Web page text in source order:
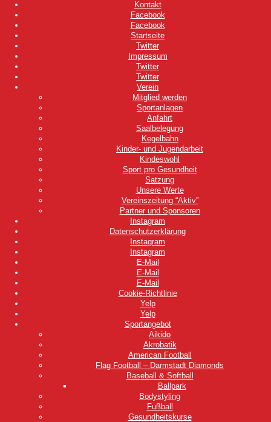
Kontakt
Facebook
Facebook
Startseite
Twitter
Impressum
Twitter
Twitter
Verein
Mitglied werden
Sportanlagen
Anfahrt
Saalbelegung
Kegelbahn
Kinder- und Jugendarbeit
Kindeswohl
Sport pro Gesundheit
Satzung
Unsere Werte
Vereinszeitung “Aktiv”
Partner und Sponsoren
Instagram
Datenschutzerklärung
Instagram
Instagram
E-Mail
E-Mail
E-Mail
Cookie-Richtlinie
Yelp
Yelp
Sportangebot
Aikido
Akrobatik
American Football
Flag Football – Darmstadt Diamonds
Baseball & Softball
Ballpark
Bodystyling
Fußball
Gesundheitskurse